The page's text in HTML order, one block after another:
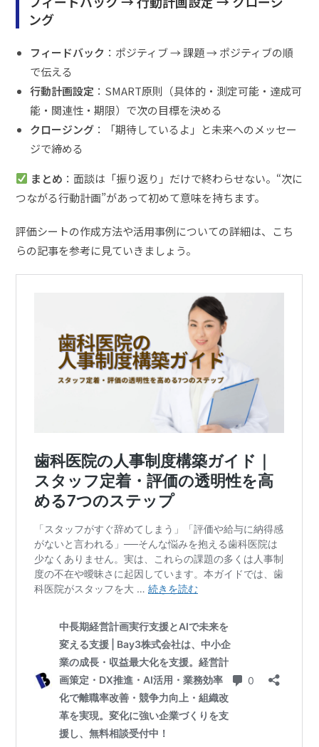
ング
フィードバック ：ポジティブ → 課題 → ポジティブの順
で伝える
行動計画設定 ：SMART原則（具体的・測定可能・達成可
能・関連性・期限）で次の目標を決める
クロージング ：「期待しているよ」と未来へのメッセー
ジで締める
まとめ ：面談は「振り返り」だけで終わらせない。“次に
つながる行動計画”があって初めて意味を持ちます。
評価シートの作成方法や活用事例についての詳細は、こち
らの記事を参考に見ていきましょう。